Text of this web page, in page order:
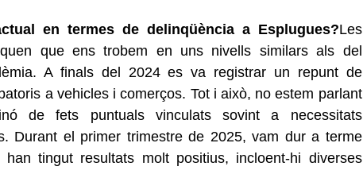
en termes de delinqüència a Esplugues?Les
que ens trobem en uns nivells similars als del
A finals del 2024 es va registrar un repunt de
a vehicles i comerços. Tot i això, no estem parlant
de fets puntuals vinculats sovint a necessitats
Durant el primer trimestre de 2025, vam dur a terme
han tingut resultats molt positius, incloent-hi diverses